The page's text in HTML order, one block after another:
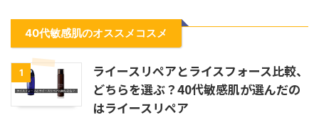
40代敏感肌のオススメコスメ
1
ライースリペアとライスフォース比較、
どちらを選ぶ？40代敏感肌が選んだの
はライースリペア